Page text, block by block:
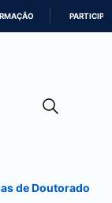
PARTICIPE
de Doutorado